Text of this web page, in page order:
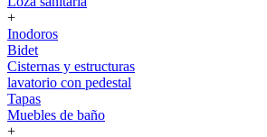
+
Inodoros
Bidet
Cisternas y estructuras
lavatorio con pedestal
Tapas
Muebles de baño
+